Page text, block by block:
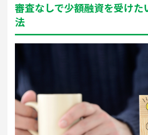
審査なしで少額融資を受けた
法